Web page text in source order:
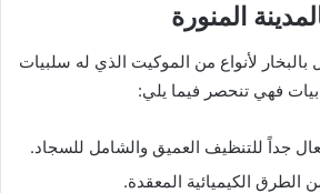
المنورة
بالبخار لأنواع من الموكيت الذي له سلبيات
فهي تنحصر فيما يلي:
جداً للتنظيف العميق والشامل للسجاد.
الطرق الكيميائية المعقدة.